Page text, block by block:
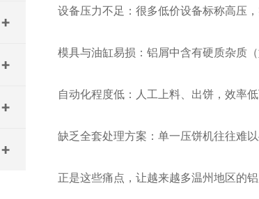
设备压力不足：很多低价设备标称高压
模具与油缸易损：铝屑中含有硬质杂质
自动化程度低：人工上料、出饼，效率
缺乏全套处理方案：单一压饼机往往难
正是这些痛点，让越来越多温州地区的